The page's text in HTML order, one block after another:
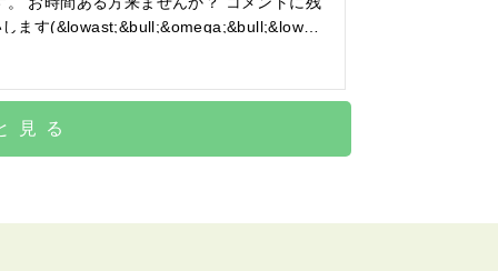
ます(&lowast;&bull;&omega;&bull;&lowas
見る